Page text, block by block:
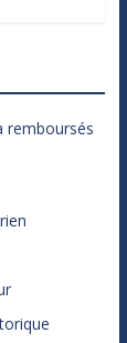
remboursés